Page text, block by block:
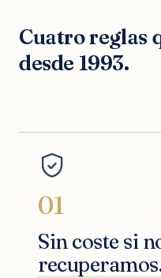
Cuatro reglas
desde 1993.
01
Sin coste si